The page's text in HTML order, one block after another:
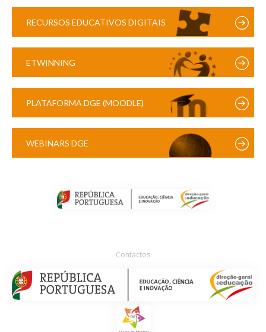
RECURSOS EDUCATIVOS DIGITAIS
ETWINNING
PLATAFORMA DGE (MOODLE)
WEBINARS DGE
Contactos